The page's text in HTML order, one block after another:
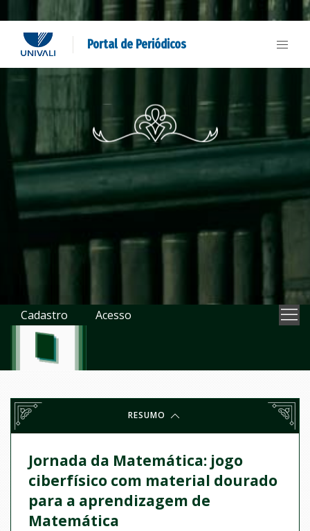
Portal de Periódicos
Cadastro Acesso
RESUMO
Jornada da Matemática: jogo
ciberfísico com material dourado
para a aprendizagem de
Matemática